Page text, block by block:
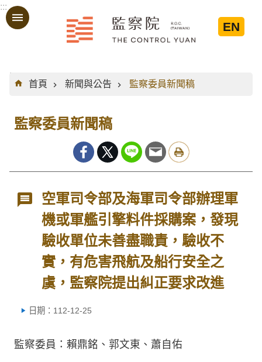
跳到主要內容區塊
:::
EN
:::
首頁
新聞與公告 監察委員新聞稿
監察委員新聞稿
空軍司令部及海軍司令部辦理軍
機或軍艦引擎料件採購案，發現
驗收單位未善盡職責，驗收不
實，有危害飛航及船行安全之
虞，監察院提出糾正要求改進
日期：112-12-25
監察委員：賴鼎銘、郭文東、蕭自佑